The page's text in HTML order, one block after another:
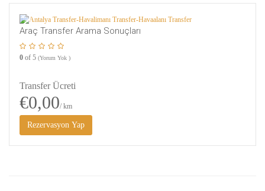
1
Araç Transfer Arama Sonuçları
0 of 5 (Yorum Yok )
Transfer Ücreti
€0,00/ km